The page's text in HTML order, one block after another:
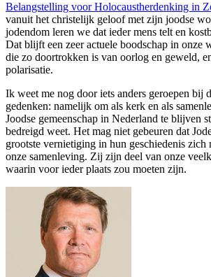
Belangstelling voor Holocaustherdenking in
vanuit het christelijk geloof met zijn joodse
jodendom leren we dat ieder mens telt en
Dat blijft een zeer actuele boodschap in onze
die zo doortrokken is van oorlog en geweld,
polarisatie.
Ik weet me nog door iets anders geroepen bij
gedenken: namelijk om als kerk en als
Joodse gemeenschap in Nederland te blijven
bedreigd weet. Het mag niet gebeuren dat
grootste vernietiging in hun geschiedenis zich
onze samenleving. Zij zijn deel van onze
waarin voor ieder plaats zou moeten zijn.